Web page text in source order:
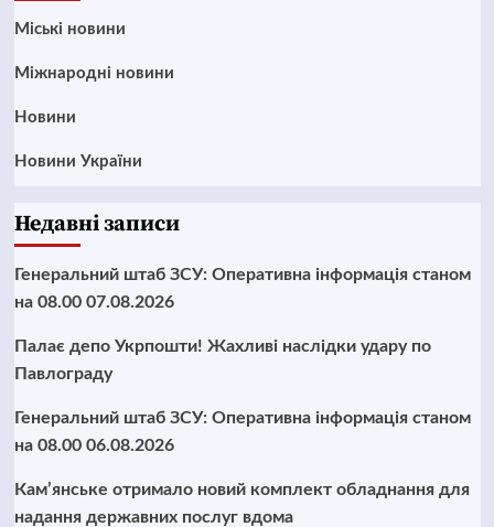
Mіські новини
Міжнародні новини
Новини
Новини України
Недавні записи
Генеральний штаб ЗСУ: Оперативна інформація станом
на 08.00 07.08.2026
Палає депо Укрпошти! Жахливі наслідки удару по
Павлограду
Генеральний штаб ЗСУ: Оперативна інформація станом
на 08.00 06.08.2026
Кам’янське отримало новий комплект обладнання для
надання державних послуг вдома